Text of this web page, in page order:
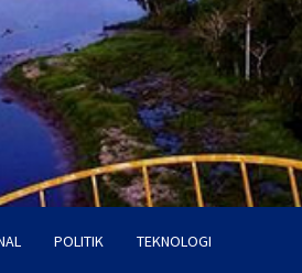
POLITIK TEKNOLOGI